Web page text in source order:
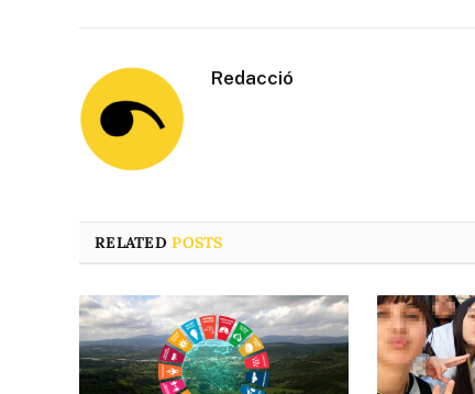
Redacció
RELATEDPOSTS